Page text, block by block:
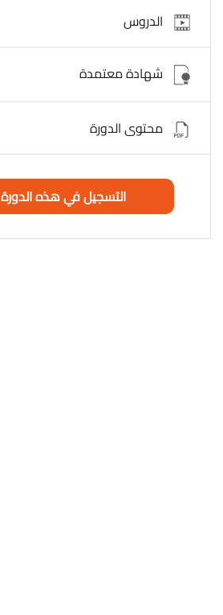
الدروس
شهادة معتمدة
محتوى الدورة
التسجيل في هذه الدورة